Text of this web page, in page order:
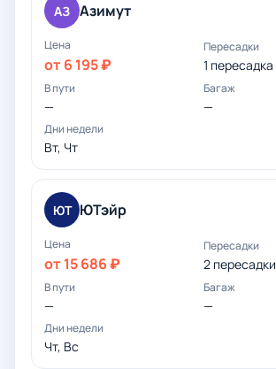
АЗ Азимут
от 6 195 ₽ 1 пересадка
— —
Вт, Чт
ЮТ ЮТэйр
от 15 686 ₽ 2 пересадки
— —
Чт, Вс